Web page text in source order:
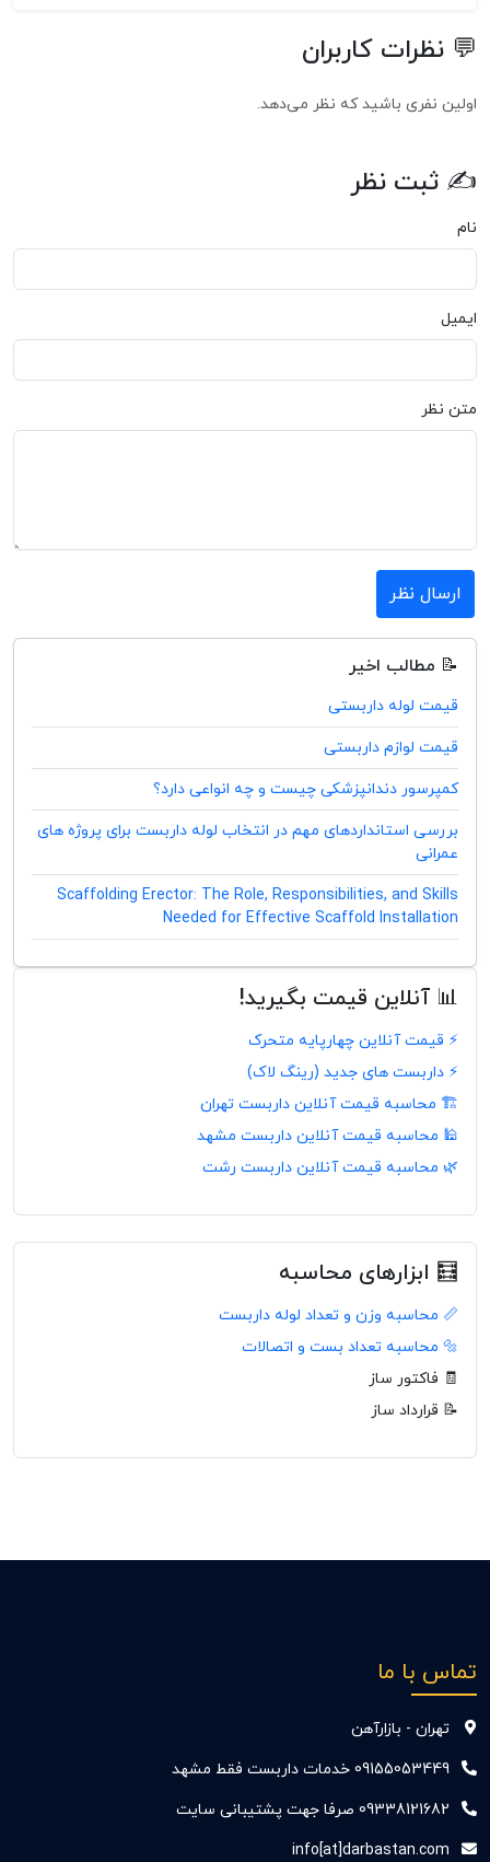
💬 نظرات کاربران
اولین نفری باشید که نظر می‌دهد.
✍ ثبت نظر
نام
ایمیل
متن نظر
ارسال نظر
📝 مطالب اخیر
قیمت لوله داربستی
قیمت لوازم داربستی
کمپرسور دندانپزشکی چیست و چه انواعی دارد؟
بررسی استانداردهای مهم در انتخاب لوله داربست برای پروژه های
عمرانی
Scaffolding Erector: The Role, Responsibilities, and Skills
Needed for Effective Scaffold Installation
📊 آنلاین قیمت بگیرید!
⚡ قیمت آنلاین چهارپایه متحرک
⚡ داربست های جدید (رینگ لاک)
🏗️ محاسبه قیمت آنلاین داربست تهران
🕌 محاسبه قیمت آنلاین داربست مشهد
🌿 محاسبه قیمت آنلاین داربست رشت
🧮 ابزارهای محاسبه
📏 محاسبه وزن و تعداد لوله داربست
🔩 محاسبه تعداد بست و اتصالات
🧾 فاکتور ساز
📝 قرارداد ساز
تماس با ما
تهران - بازارآهن
09155053449 خدمات داربست فقط مشهد
09338121682 صرفا جهت پشتیبانی سایت
info[at]darbastan.com